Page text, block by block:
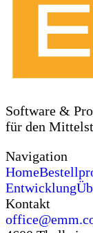
Software &
für den
Navigation
Home
Entwicklung
Kontakt